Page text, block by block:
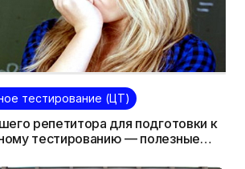
тестирование (ЦТ)
репетитора для подготовки к
тестированию — полезные